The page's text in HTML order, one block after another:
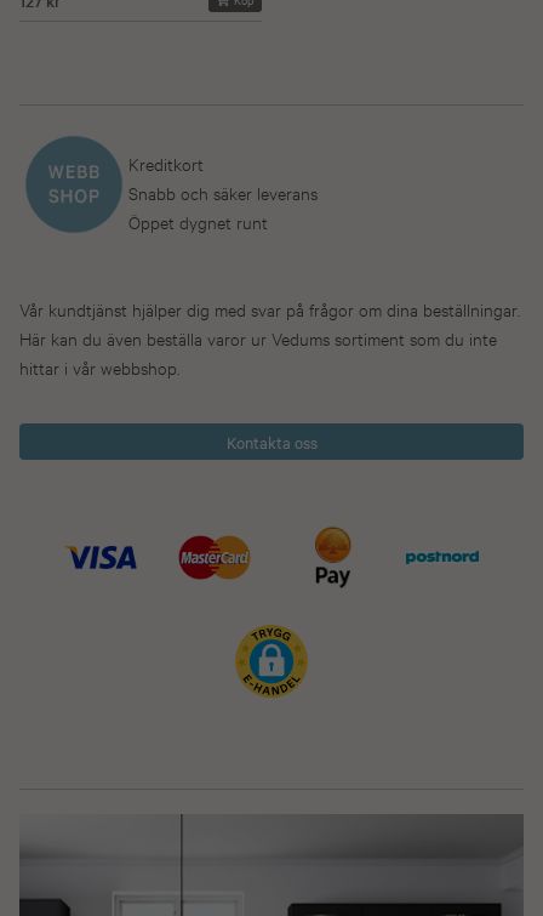
Kreditkort
Snabb och säker leverans
Öppet dygnet runt
Vår kundtjänst hjälper dig med svar på frågor om dina beställningar.
Här kan du även beställa varor ur Vedums sortiment som du inte
hittar i vår webbshop.
Kontakta oss